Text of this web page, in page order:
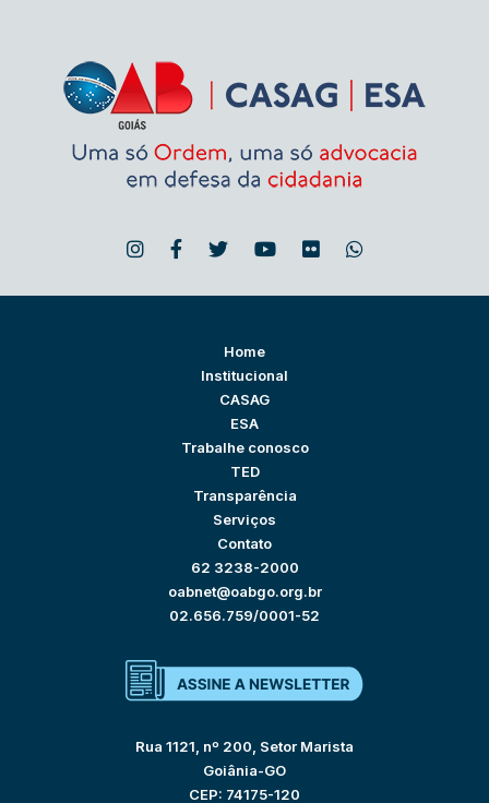
Home
Institucional
CASAG
ESA
Trabalhe conosco
TED
Transparência
Serviços
Contato
62 3238-2000
oabnet@oabgo.org.br
02.656.759/0001-52
Rua 1121, nº 200, Setor Marista
Goiânia-GO
CEP: 74175-120